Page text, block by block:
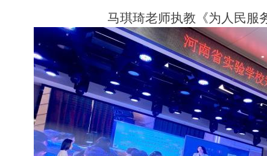
马琪琦老师执教《为人民服